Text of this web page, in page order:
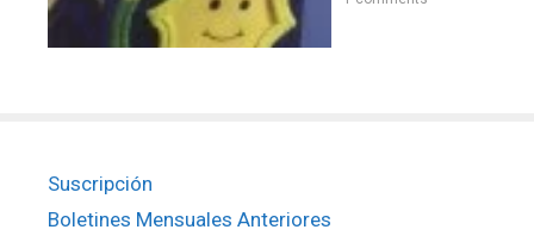
Suscripción
Boletines Mensuales Anteriores